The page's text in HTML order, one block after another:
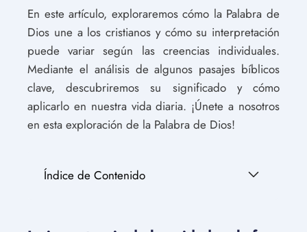
En este artículo, exploraremos cómo la Palabra de
Dios une a los cristianos y cómo su interpretación
puede variar según las creencias individuales.
Mediante el análisis de algunos pasajes bíblicos
clave, descubriremos su significado y cómo
aplicarlo en nuestra vida diaria. ¡Únete a nosotros
en esta exploración de la Palabra de Dios!
Índice de Contenido